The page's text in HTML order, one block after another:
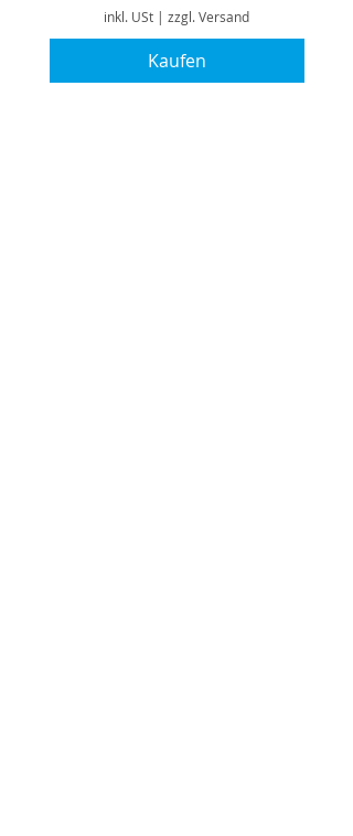
inkl. USt | zzgl. Versand
Kaufen